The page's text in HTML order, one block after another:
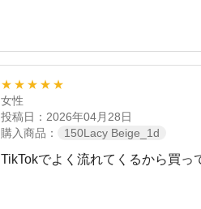
★★★★★
女性
投稿日：2026年04月28日
購入商品：
150Lacy Beige_1d
TikTokでよく流れてくるから買